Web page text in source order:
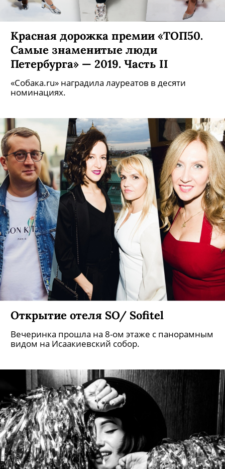
Красная дорожка премии «ТОП50.
Самые знаменитые люди
Петербурга» — 2019. Часть II
«Собака.ru» наградила лауреатов в десяти
номинациях.
Открытие отеля SO/ Sofitel
Вечеринка прошла на 8-ом этаже с панорамным
видом на Исаакиевский собор.